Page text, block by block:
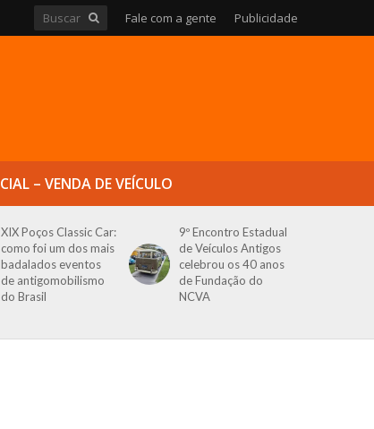
Fale com a gente Publicidade
– VENDA DE VEÍCULO
XIX Poços Classic Car:
como foi um dos mais
badalados eventos
de antigomobilismo
do Brasil
9º Encontro Estadual
de Veículos Antigos
celebrou os 40 anos
de Fundação do
NCVA